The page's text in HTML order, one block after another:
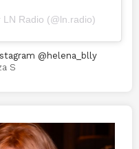
Radio (@ln.radio)
@helena_blly
S